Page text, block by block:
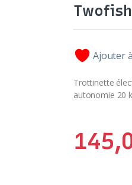
Ajouter
Trottinette
autonomie 20